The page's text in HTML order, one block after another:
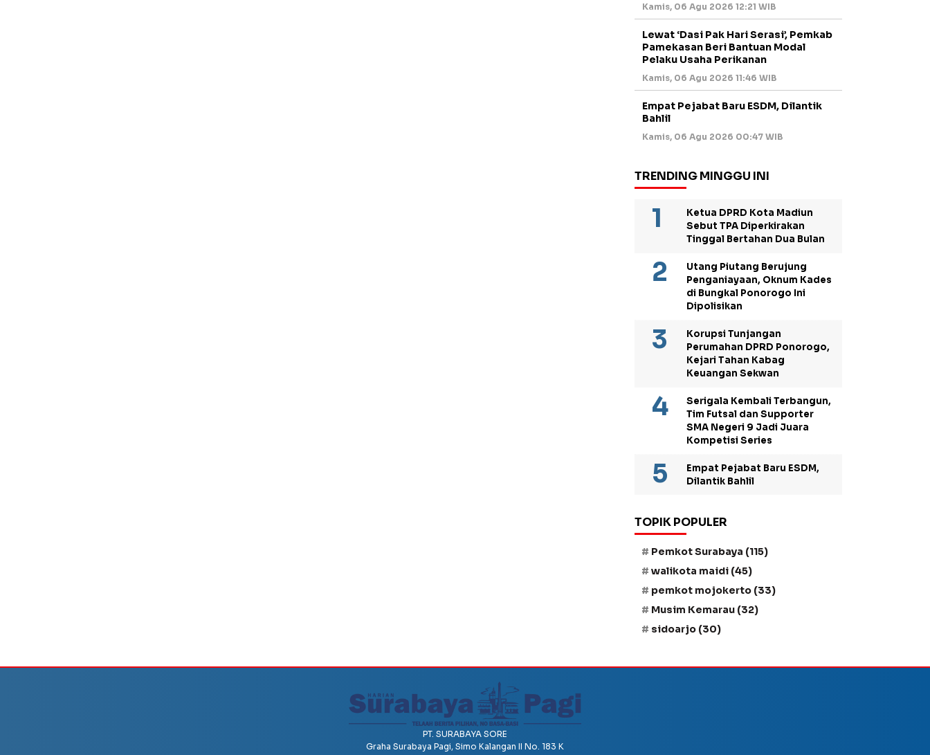
Kamis, 06 Agu 2026 12:21 WIB
Lewat ‘Dasi Pak Hari Serasi’, Pemkab
Pamekasan Beri Bantuan Modal
Pelaku Usaha Perikanan
Kamis, 06 Agu 2026 11:46 WIB
Empat Pejabat Baru ESDM, Dilantik
Bahlil
Kamis, 06 Agu 2026 00:47 WIB
TRENDING MINGGU INI
Ketua DPRD Kota Madiun
Sebut TPA Diperkirakan
Tinggal Bertahan Dua Bulan
Utang Piutang Berujung
Penganiayaan, Oknum Kades
di Bungkal Ponorogo Ini
Dipolisikan
Korupsi Tunjangan
Perumahan DPRD Ponorogo,
Kejari Tahan Kabag
Keuangan Sekwan
Serigala Kembali Terbangun,
Tim Futsal dan Supporter
SMA Negeri 9 Jadi Juara
Kompetisi Series
Empat Pejabat Baru ESDM,
Dilantik Bahlil
TOPIK POPULER
Pemkot Surabaya (115)
walikota maidi (45)
pemkot mojokerto (33)
Musim Kemarau (32)
sidoarjo (30)
PT. SURABAYA SORE
Graha Surabaya Pagi, Simo Kalangan II No. 183 K